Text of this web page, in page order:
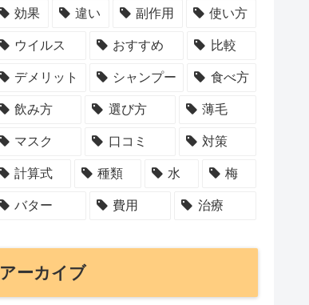
効果 違い 副作用 使い方
ウイルス おすすめ 比較
デメリット シャンプー 食べ方
飲み方 選び方 薄毛
マスク 口コミ 対策
計算式 種類 水 梅
バター 費用 治療
アーカイブ